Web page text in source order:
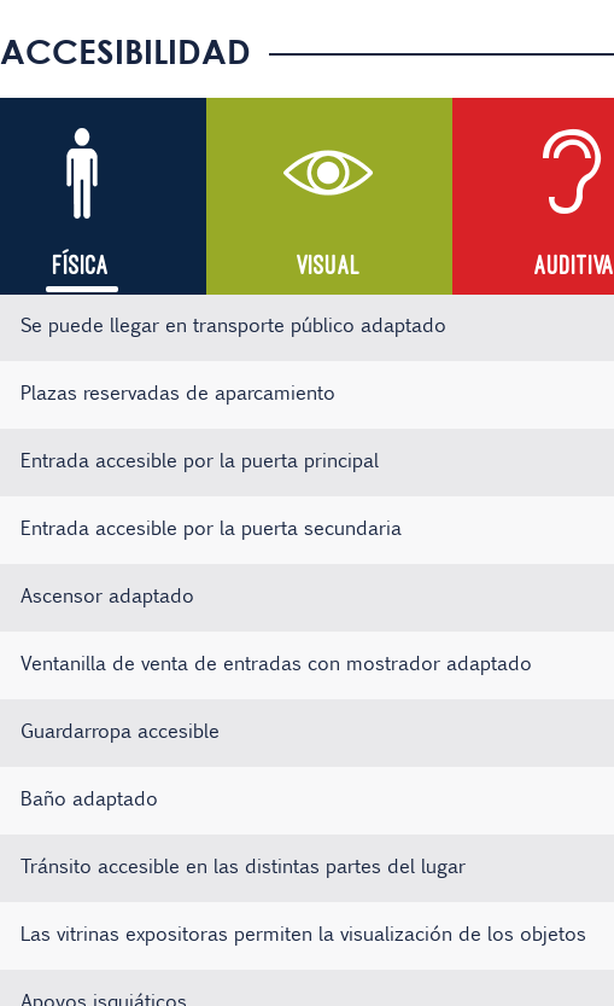
ACCESIBILIDAD
FÍSICA VISUAL AUDITIVA
Se puede llegar en transporte público adaptado
Plazas reservadas de aparcamiento
Entrada accesible por la puerta principal
Entrada accesible por la puerta secundaria
Ascensor adaptado
Ventanilla de venta de entradas con mostrador adaptado
Guardarropa accesible
Baño adaptado
Tránsito accesible en las distintas partes del lugar
Las vitrinas expositoras permiten la visualización de los objetos